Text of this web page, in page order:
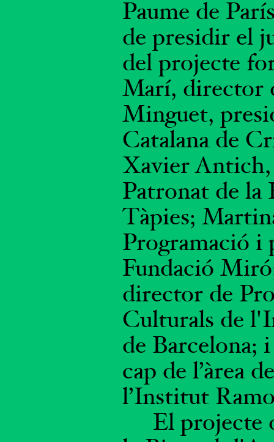
Paume de
de presidir el
del projecte
Marí, director
Minguet,
Catalana de
Xavier
Patronat de la
Tàpies;
Programació i
Fundació
director de
Culturals de
de Barcelona;
cap de l’àrea
l’Institut
El projecte